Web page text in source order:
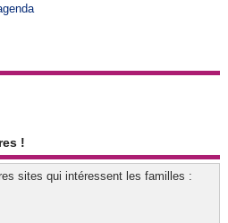
!
sites qui intéressent les familles :